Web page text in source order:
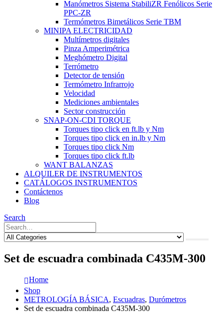
Manómetros Sistema StabiliZR Fenólicos Serie
PPC-ZR
Termómetros Bimetálicos Serie TBM
MINIPA ELECTRICIDAD
Multímetros digitales
Pinza Amperimétrica
Meghómetro Digital
Terrómetro
Detector de tensión
Termómetro Infrarrojo
Velocidad
Mediciones ambientales
Sector construcción
SNAP-ON-CDI TORQUE
Torques tipo click en ft.lb y Nm
Torques tipo click en in.lb y Nm
Torques tipo click Nm
Torques tipo click ft.lb
WANT BALANZAS
ALQUILER DE INSTRUMENTOS
CATÁLOGOS INSTRUMENTOS
Contáctenos
Blog
Search
Set de escuadra combinada C435M-300
Home
Shop
METROLOGÍA BÁSICA, Escuadras, Durómetros
Set de escuadra combinada C435M-300